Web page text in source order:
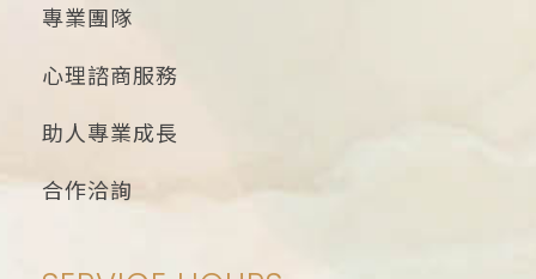
專業團隊
心理諮商服務
助人專業成長
合作洽詢